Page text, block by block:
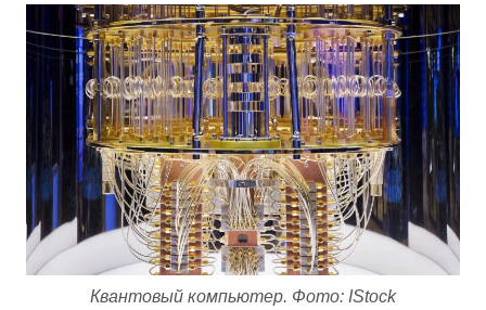
Квантовый компьютер. Фото: IStock